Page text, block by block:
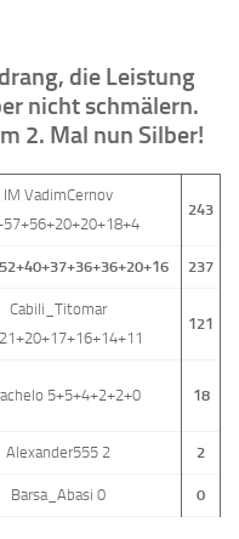
die Leistung
nicht schmälern.
2. Mal nun Silber!
IM VadimCernov
243
237
Cabili_Titomar
121
5+5+4+2+2+0 18
Alexander555 2 2
Barsa_Abasi 0 0